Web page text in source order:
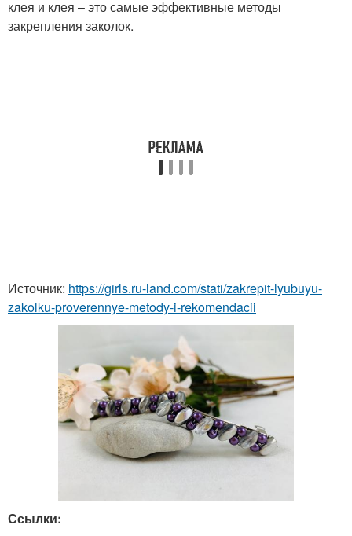
клея и клея – это самые эффективные методы
закрепления заколок.
Источник: https://girls.ru-land.com/stati/zakrepit-lyubuyu-
zakolku-proverennye-metody-i-rekomendacii
Ссылки: